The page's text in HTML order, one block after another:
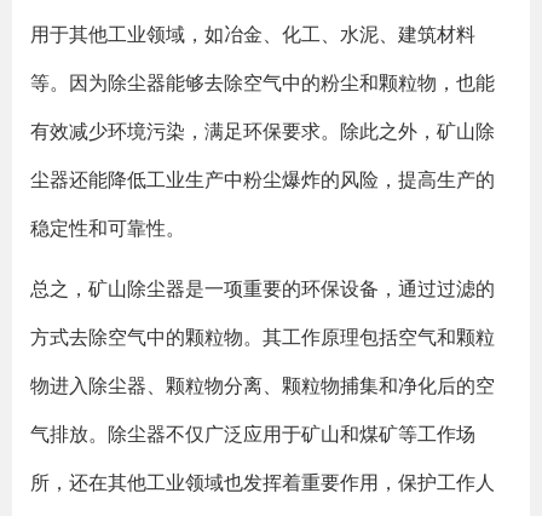
用于其他工业领域，如冶金、化工、水泥、建筑材料
等。因为除尘器能够去除空气中的粉尘和颗粒物，也能
有效减少环境污染，满足环保要求。除此之外，矿山除
尘器还能降低工业生产中粉尘爆炸的风险，提高生产的
稳定性和可靠性。
总之，矿山除尘器是一项重要的环保设备，通过过滤的
方式去除空气中的颗粒物。其工作原理包括空气和颗粒
物进入除尘器、颗粒物分离、颗粒物捕集和净化后的空
气排放。除尘器不仅广泛应用于矿山和煤矿等工作场
所，还在其他工业领域也发挥着重要作用，保护工作人